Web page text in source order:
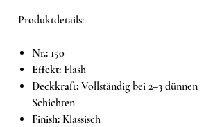
Produktdetails:
Nr.: 150
Effekt: Flash
Deckkraft: Vollständig bei 2–3 dünnen
Schichten
Finish: Klassisch